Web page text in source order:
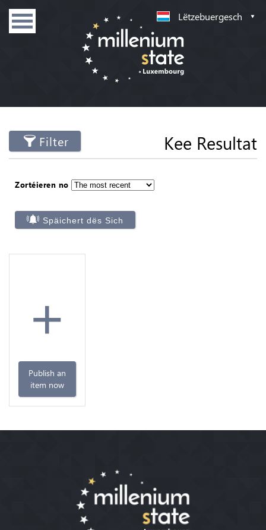
Lëtzebuergesch
Filter Kee Resultat
Zortéieren no
Späichert dës Sich
+
Publish an
item now